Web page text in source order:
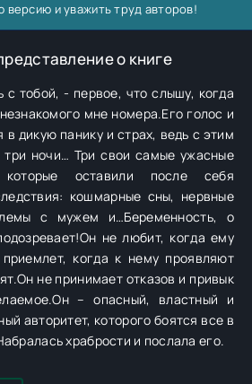
версию и уважить труд авторов!
о книге
с тобой, - первое, что слышу, когда
мне номера.Его голос и
дикую панику и страх, ведь с этим
ночи… Три свои самые ужасные
оставили после себя
кошмарные сны, нервные
с мужем и…Беременность, о
не любит, когда ему
когда к нему проявляют
не принимает отказов и привык
– опасный, властный и
авторитет, которого боятся все в
храбрости и послала его.